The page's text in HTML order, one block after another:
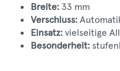
Breite: 33 mm
Verschluss:
Einsatz: vielseitige
Besonderheit: